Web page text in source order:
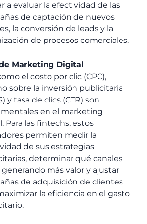
a evaluar la efectividad de las
de captación de nuevos
la conversión de leads y la
de procesos comerciales.
Marketing Digital
el costo por clic (CPC),
sobre la inversión publicitaria
y tasa de clics (CTR) son
en el marketing
Para las fintechs, estos
permiten medir la
de sus estrategias
determinar qué canales
más valor y ajustar
de adquisición de clientes
la eficiencia en el gasto